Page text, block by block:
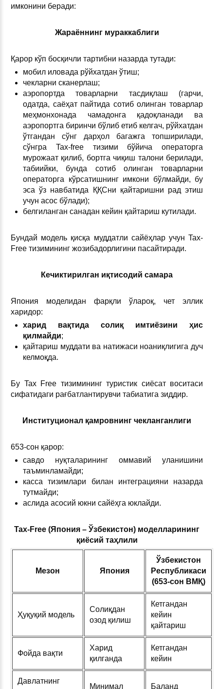
имконини беради:
Жараённинг мураккаблиги
Қарор кўп босқичли тартибни назарда тутади:
мобил иловада рўйхатдан ўтиш;
чекларни сканерлаш;
аэропортда товарларни тасдиқлаш (гарчи,
одатда, саёҳат пайтида сотиб олинган товарлар
меҳмонхонада чамадонга қадоқланади ва
аэропортга биринчи бўлиб етиб келгач, рўйхатдан
ўтгандан сўнг дарҳол багажга топширилади,
сўнгра Tax-free тизими бўйича операторга
мурожаат қилиб, бортга чиқиш талони берилади,
табиийки, бунда сотиб олинган товарларни
операторга кўрсатишнинг имкони бўлмайди, бу
эса ўз навбатида ҚҚСни қайтаришни рад этиш
учун асос бўлади);
белгиланган санадан кейин қайтариш кутилади.
Бундай модель қисқа муддатли сайёҳлар учун Tax-
Free тизимининг жозибадорлигини пасайтиради.
Кечиктирилган иқтисодий самара
Япония моделидан фарқли ўлароқ, чет эллик
харидор:
харид вақтида солиқ имтиёзини ҳис
қилмайди;
қайтариш муддати ва натижаси ноаниқлигига дуч
келмоқда.
Бу Tax Free тизимининг туристик сиёсат воситаси
сифатидаги рағбатлантирувчи табиатига зиддир.
Институционал қамровнинг чекланганлиги
653-сон қарор:
савдо нуқталарининг оммавий уланишини
таъминламайди;
касса тизимлари билан интеграцияни назарда
тутмайди;
аслида асосий юкни сайёҳга юклайди.
Tax-Free (Япония – Ўзбекистон) моделларининг
қиёсий таҳлили
Мезон Япония
Ўзбекистон
Республикаси
(653-сон ВМҚ)
Ҳуқуқий модель
Солиқдан
озод қилиш
Кетгандан
кейин
қайтариш
Фойда вақти
Харид
қилганда
Кетгандан
кейин
Давлатнинг
Минимал Баланд